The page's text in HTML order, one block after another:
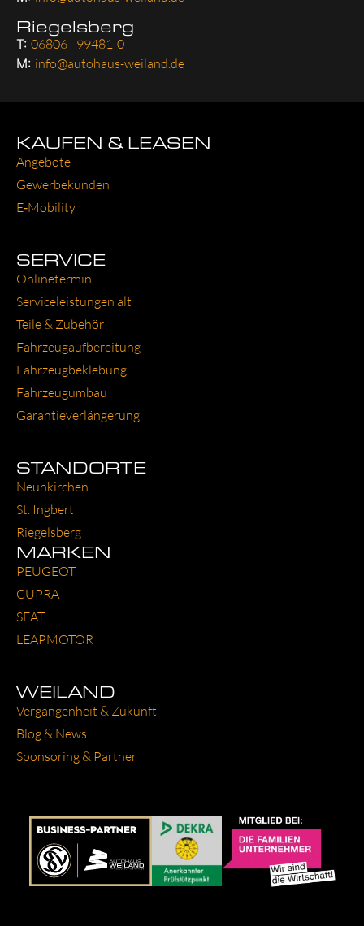
Riegelsberg
T: 06806 - 99481-0
M: info@autohaus-weiland.de
KAUFEN & LEASEN
Ange­bo­te
Gewer­be­kun­den
E‑Mobility
SERVICE
Online­ter­min
Ser­vice­leis­tun­gen alt
Tei­le & Zube­hör
Fahr­zeug­auf­be­rei­tung
Fahr­zeug­be­kle­bung
Fahr­zeug­um­bau
Garantie­verlängerung
STANDORTE
Neun­kir­chen
St. Ing­bert
Rie­gels­berg
MARKEN
PEU­GEOT
CUP­RA
SEAT
LEAP­MO­TOR
WEILAND
Ver­gan­gen­heit & Zukunft
Blog & News
Spon­so­ring & Part­ner